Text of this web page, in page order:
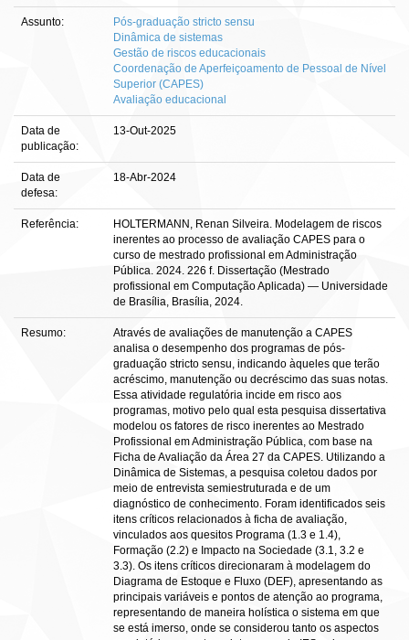
Assunto:
Pós-graduação stricto sensu
Dinâmica de sistemas
Gestão de riscos educacionais
Coordenação de Aperfeiçoamento de Pessoal de Nível
Superior (CAPES)
Avaliação educacional
Data de
publicação:
13-Out-2025
Data de
defesa:
18-Abr-2024
Referência:
HOLTERMANN, Renan Silveira. Modelagem de riscos
inerentes ao processo de avaliação CAPES para o
curso de mestrado profissional em Administração
Pública. 2024. 226 f. Dissertação (Mestrado
profissional em Computação Aplicada) — Universidade
de Brasília, Brasília, 2024.
Resumo:
Através de avaliações de manutenção a CAPES
analisa o desempenho dos programas de pós-
graduação stricto sensu, indicando àqueles que terão
acréscimo, manutenção ou decréscimo das suas notas.
Essa atividade regulatória incide em risco aos
programas, motivo pelo qual esta pesquisa dissertativa
modelou os fatores de risco inerentes ao Mestrado
Profissional em Administração Pública, com base na
Ficha de Avaliação da Área 27 da CAPES. Utilizando a
Dinâmica de Sistemas, a pesquisa coletou dados por
meio de entrevista semiestruturada e de um
diagnóstico de conhecimento. Foram identificados seis
itens críticos relacionados à ficha de avaliação,
vinculados aos quesitos Programa (1.3 e 1.4),
Formação (2.2) e Impacto na Sociedade (3.1, 3.2 e
3.3). Os itens críticos direcionaram à modelagem do
Diagrama de Estoque e Fluxo (DEF), apresentando as
principais variáveis e pontos de atenção ao programa,
representando de maneira holística o sistema em que
se está imerso, onde se considerou tanto os aspectos